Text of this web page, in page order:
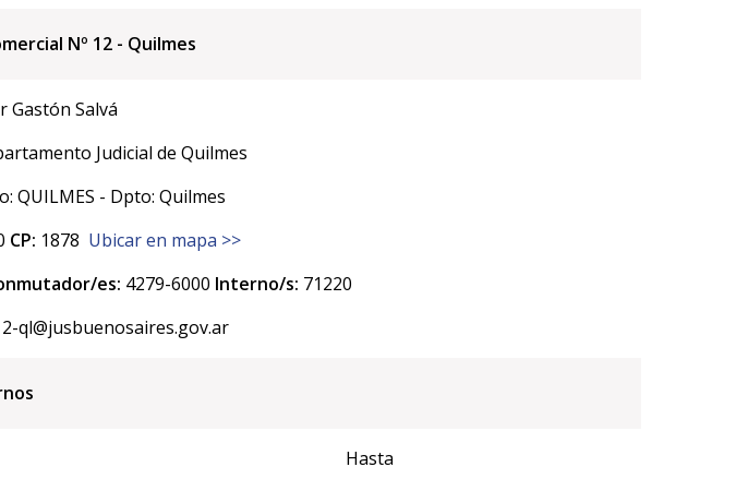
Nº 12 - Quilmes
Gastón Salvá
Judicial de Quilmes
QUILMES - Dpto: Quilmes
CP: 1878 Ubicar en mapa >>
es: 4279-6000 Interno/s: 71220
ql@jusbuenosaires.gov.ar
Hasta